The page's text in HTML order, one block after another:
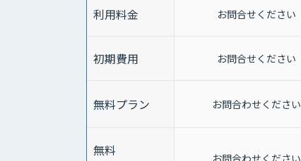
利用料金 お問合せください
初期費用 お問合せください
無料プラン お問合わせください
無料
お問合わせください